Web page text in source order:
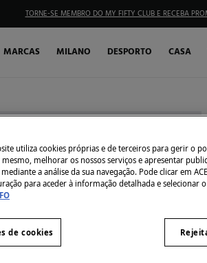
TORNE-SE MEMBRO DO MY FIFTY CLUB E RECEBA
MARCAS MILANO DESPORTO CASA
utiliza cookies próprias e de terceiros para gerir o
melhorar os nossos serviços e apresentar
a análise da sua navegação. Pode clicar em
para aceder à informação detalhada e selecionar
de cookies